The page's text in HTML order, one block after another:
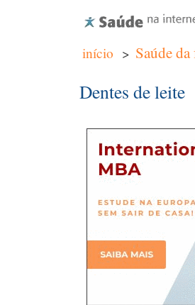
início > Saúde
Dentes de leite